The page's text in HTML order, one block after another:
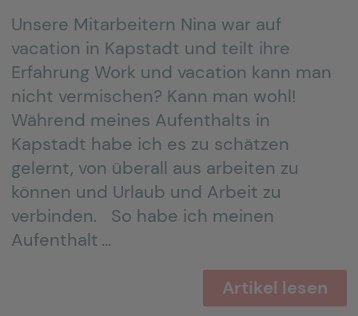
Unsere Mitarbeitern Nina war auf
vacation in Kapstadt und teilt ihre
Erfahrung Work und vacation kann man
nicht vermischen? Kann man wohl!
Während meines Aufenthalts in
Kapstadt habe ich es zu schätzen
gelernt, von überall aus arbeiten zu
können und Urlaub und Arbeit zu
verbinden. So habe ich meinen
Aufenthalt …
Artikel lesen